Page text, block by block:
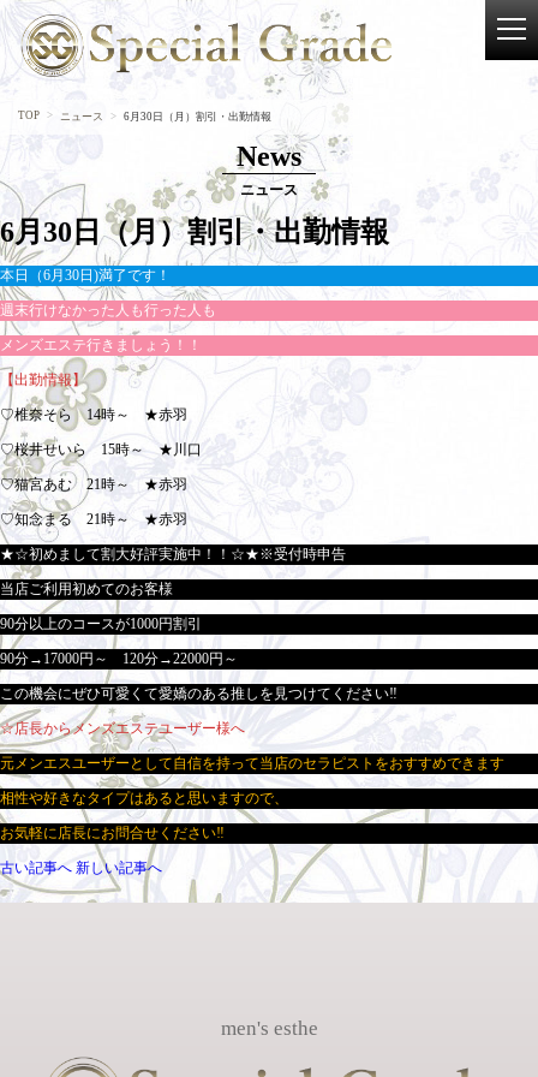
TOP ニュース 6月30日（月）割引・出勤情報
News
ニュース
6月30日（月）割引・出勤情報
本日（6月30日)満了です！
週末行けなかった人も行った人も
メンズエステ行きましょう！！
【出勤情報】
♡椎奈そら 14時～ ★赤羽
♡桜井せいら 15時～ ★川口
♡猫宮あむ 21時～ ★赤羽
♡知念まる 21時～ ★赤羽
★☆初めまして割大好評実施中！！☆★※受付時申告
当店ご利用初めてのお客様
90分以上のコースが1000円割引
90分→17000円～ 120分→22000円～
この機会にぜひ可愛くて愛嬌のある推しを見つけてください‼
☆店長からメンズエステユーザー様へ
元メンエスユーザーとして自信を持って当店のセラピストをおすすめできます
相性や好きなタイプはあると思いますので、
お気軽に店長にお問合せください‼
古い記事へ 新しい記事へ
men's esthe